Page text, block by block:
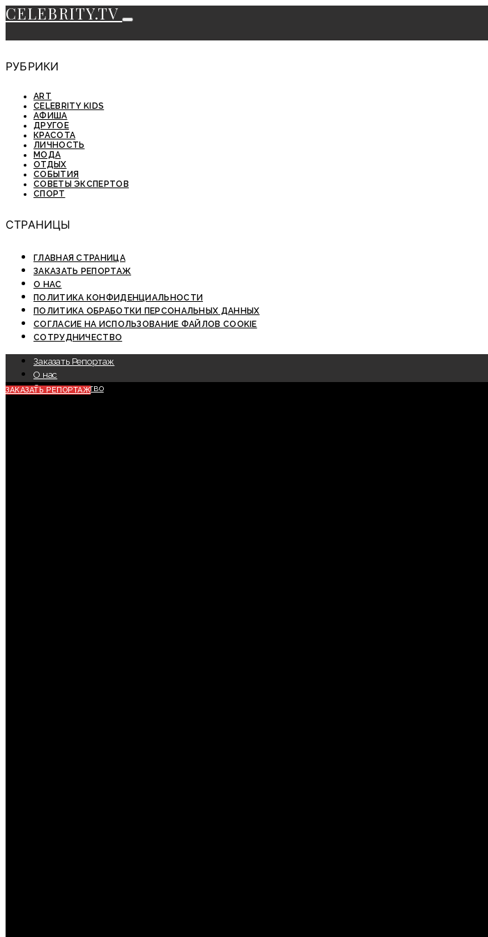
CELEBRITY.TV
РУБРИКИ
ART
CELEBRITY KIDS
АФИША
ДРУГОЕ
КРАСОТА
ЛИЧНОСТЬ
МОДА
ОТДЫХ
СОБЫТИЯ
СОВЕТЫ ЭКСПЕРТОВ
СПОРТ
СТРАНИЦЫ
ГЛАВНАЯ СТРАНИЦА
ЗАКАЗАТЬ РЕПОРТАЖ
О НАС
ПОЛИТИКА КОНФИДЕНЦИАЛЬНОСТИ
ПОЛИТИКА ОБРАБОТКИ ПЕРСОНАЛЬНЫХ ДАННЫХ
СОГЛАСИЕ НА ИСПОЛЬЗОВАНИЕ ФАЙЛОВ COOKIE
СОТРУДНИЧЕСТВО
Заказать Репортаж
О нас
Сотрудничество
ЗАКАЗАТЬ РЕПОРТАЖ